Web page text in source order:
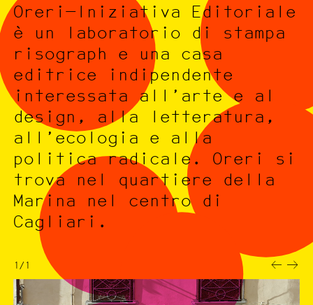
Oreri—Iniziativa Editoriale
è un laboratorio di stampa
risograph e una casa
editrice indipendente
interessata all’arte e al
design, alla letteratura,
all’ecologia e alla
politica radicale. Oreri si
trova nel quartiere della
Marina nel centro di
Cagliari.
1/1